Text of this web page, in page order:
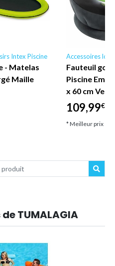
Intex Piscine
- Matelas
Maille
Accessoires
Fauteuil
Piscine
x 60 cm Vert
109,99€*
* Meilleur prix
TUMALAGIA